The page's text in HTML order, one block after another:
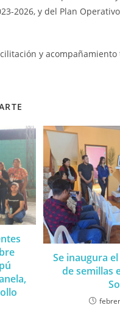
2026, y del Plan
y
Se inaugura
de semillas